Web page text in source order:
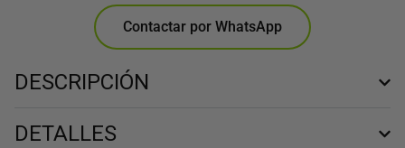
Contactar por WhatsApp
DESCRIPCIÓN
DETALLES